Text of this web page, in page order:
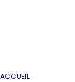
ACCUEIL